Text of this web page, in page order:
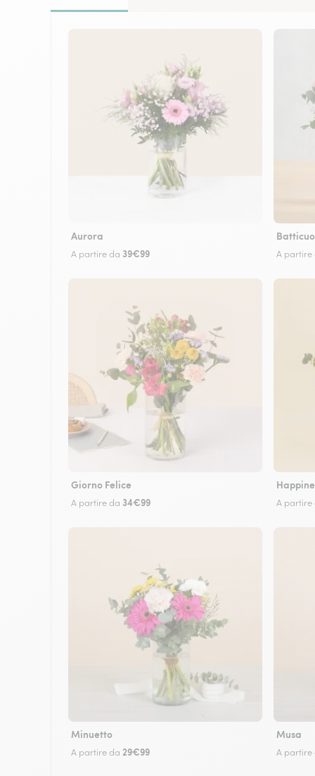
Aurora
A partire da 39€99 A
Giorno Felice
A partire da 34€99 A
Minuetto
A partire da 29€99
Musa
A